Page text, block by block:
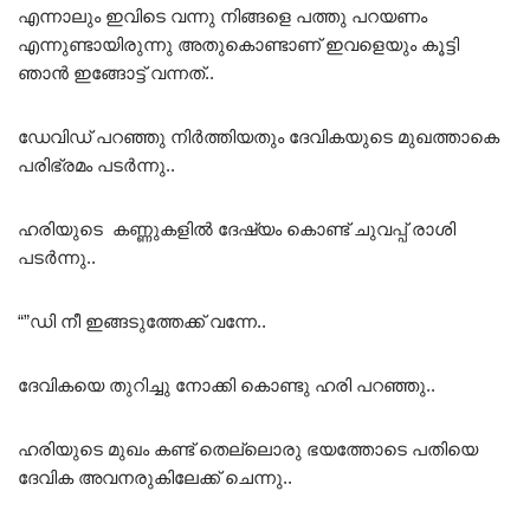
എന്നാലും ഇവിടെ വന്നു നിങ്ങളെ പത്തു പറയണം
എന്നുണ്ടായിരുന്നു അതുകൊണ്ടാണ് ഇവളെയും കൂട്ടി
ഞാൻ ഇങ്ങോട്ട് വന്നത്..
ഡേവിഡ് പറഞ്ഞു നിർത്തിയതും ദേവികയുടെ മുഖത്താകെ
പരിഭ്രമം പടർന്നു..
ഹരിയുടെ കണ്ണുകളിൽ ദേഷ്യം കൊണ്ട് ചുവപ്പ് രാശി
പടർന്നു..
“”ഡി നീ ഇങ്ങടുത്തേക്ക് വന്നേ..
ദേവികയെ തുറിച്ചു നോക്കി കൊണ്ടു ഹരി പറഞ്ഞു..
ഹരിയുടെ മുഖം കണ്ട് തെല്ലൊരു ഭയത്തോടെ പതിയെ
ദേവിക അവനരുകിലേക്ക് ചെന്നു..